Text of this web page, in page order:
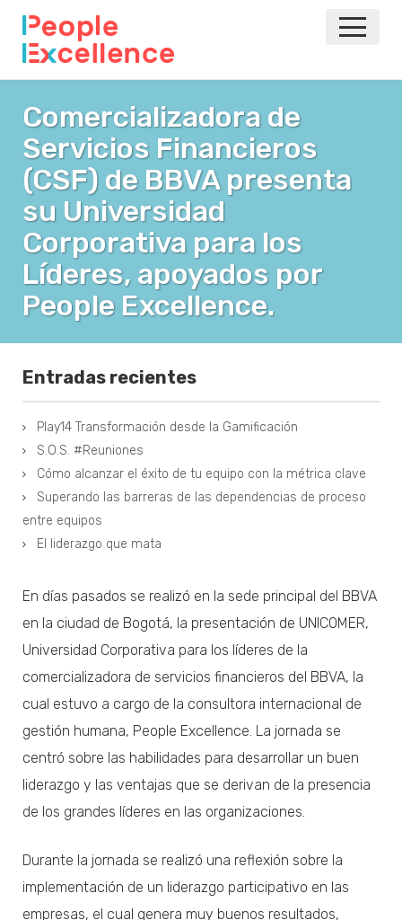
NOTICIAS
EVENTOS
AGILE
VOLVER A LA PRINCIPAL
Comercializadora de
Servicios Financieros
(CSF) de BBVA presenta
su Universidad
Corporativa para los
Líderes, apoyados por
People Excellence.
Entradas recientes
Play14 Transformación desde la Gamificación
S.O.S. #Reuniones
Cómo alcanzar el éxito de tu equipo con la métrica clave
Superando las barreras de las dependencias de proceso
entre equipos
El liderazgo que mata
En días pasados se realizó en la sede principal del BBVA
en la ciudad de Bogotá, la presentación de UNICOMER,
Universidad Corporativa para los líderes de la
comercializadora de servicios financieros del BBVA, la
cual estuvo a cargo de la consultora internacional de
gestión humana, People Excellence. La jornada se
centró sobre las habilidades para desarrollar un buen
liderazgo y las ventajas que se derivan de la presencia
de los grandes líderes en las organizaciones.
Durante la jornada se realizó una reflexión sobre la
implementación de un liderazgo participativo en las
empresas, el cual genera muy buenos resultados,